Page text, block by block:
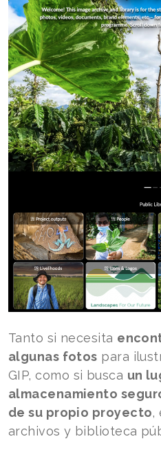
Tanto si necesita
algunas fotos para
GIP, como si busca un
almacenamiento
de su propio proyecto,
archivos y biblioteca